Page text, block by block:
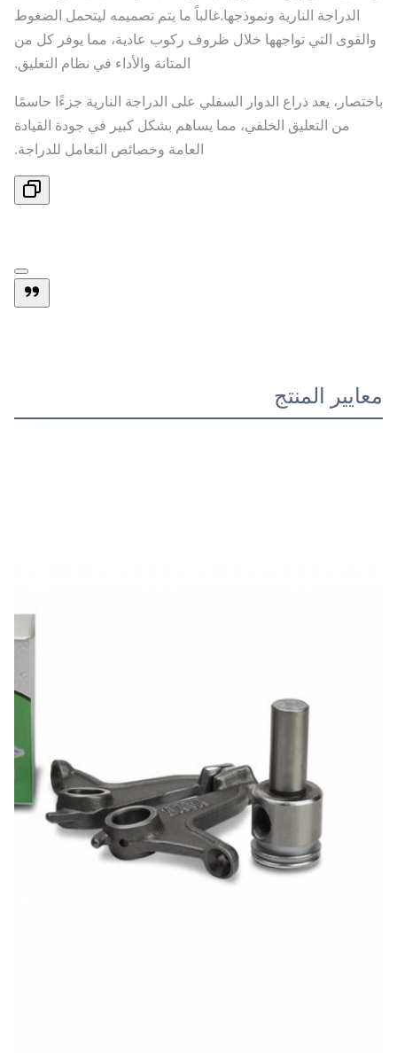
الدراجة النارية ونموذجها.غالباً ما يتم تصميمه ليتحمل الضغوط
والقوى التي تواجهها خلال ظروف ركوب عادية، مما يوفر كل من
المتانة والأداء في نظام التعليق.
باختصار، يعد ذراع الدوار السفلي على الدراجة النارية جزءًا حاسمًا
من التعليق الخلفي، مما يساهم بشكل كبير في جودة القيادة
العامة وخصائص التعامل للدراجة.
معايير المنتج